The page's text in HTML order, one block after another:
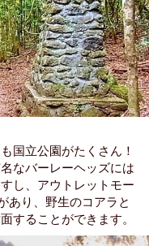
国立公園がたくさん！
なバーレーヘッズには
し、アウトレットモー
あり、野生のコアラと
することができます。